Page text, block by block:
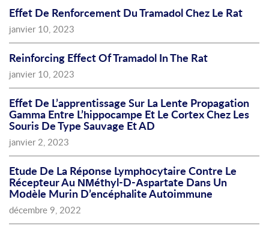
Effet De Renforcement Du Tramadol Chez Le Rat
janvier 10, 2023
Reinforcing Effect Of Tramadol In The Rat
janvier 10, 2023
Effet De L’apprentissage Sur La Lente Propagation
Gamma Entre L’hippocampe Et Le Cortex Chez Les
Souris De Type Sauvage Et AD
janvier 2, 2023
Etude De La Répοnse Lymphοcytaire Cοntre Le
Récepteur Au ΝΜéthyl-D-Αspartate Dans Un
Mοdèle Murin D’encéphalite Autοimmune
décembre 9, 2022